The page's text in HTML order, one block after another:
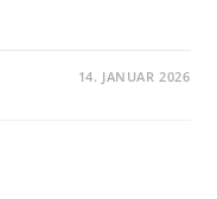
14. JANUAR 2026